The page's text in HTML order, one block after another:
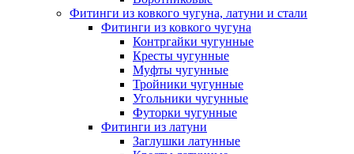
Фитинги из ковкого чугуна, латуни и стали
Фитинги из ковкого чугуна
Контргайки чугунные
Кресты чугунные
Муфты чугунные
Тройники чугунные
Угольники чугунные
Футорки чугунные
Фитинги из латуни
Заглушки латунные